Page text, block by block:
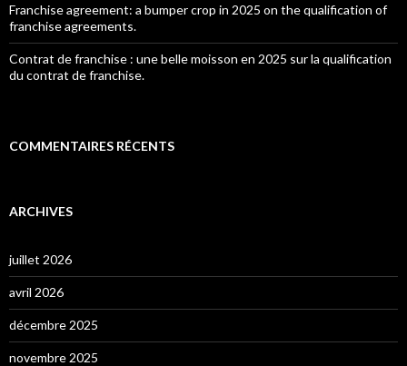
Franchise agreement: a bumper crop in 2025 on the qualification of
franchise agreements.
Contrat de franchise : une belle moisson en 2025 sur la qualification
du contrat de franchise.
COMMENTAIRES RÉCENTS
ARCHIVES
juillet 2026
avril 2026
décembre 2025
novembre 2025